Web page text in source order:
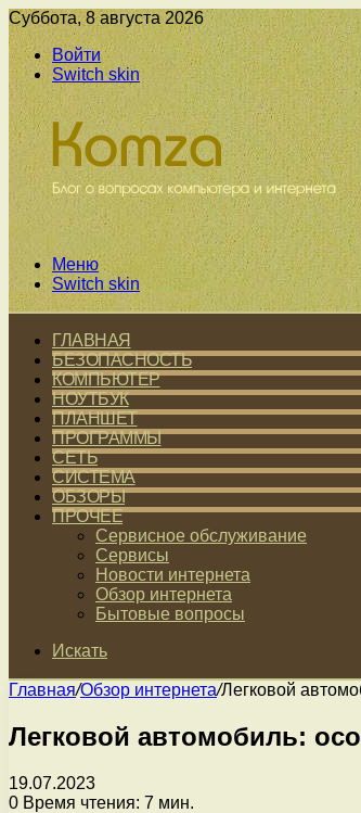
Суббота, 8 августа 2026
Войти
Switch skin
Меню
Switch skin
ГЛАВНАЯ
БЕЗОПАСНОСТЬ
КОМПЬЮТЕР
НОУТБУК
ПЛАНШЕТ
ПРОГРАММЫ
СЕТЬ
СИСТЕМА
ОБЗОРЫ
ПРОЧЕЕ
Сервисное обслуживание
Сервисы
Новости интернета
Обзор интернета
Бытовые вопросы
Искать
Главная/Обзор интернета/Легковой
Легковой автомобиль:
19.07.2023
0 Время чтения: 7 мин.